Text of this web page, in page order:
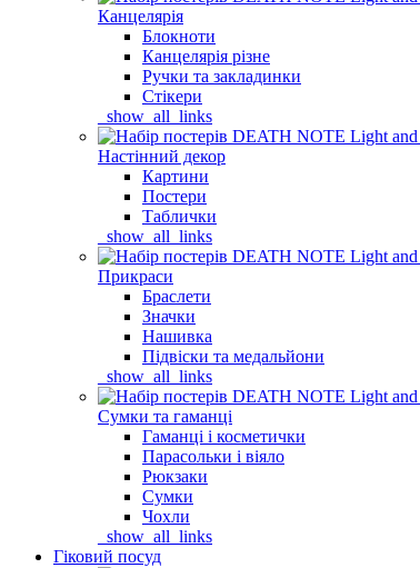
Канцелярія
Блокноти
Канцелярія різне
Ручки та закладинки
Стікери
_show_all_links
Настінний декор
Картини
Постери
Таблички
_show_all_links
Прикраси
Браслети
Значки
Нашивка
Підвіски та медальйони
_show_all_links
Сумки та гаманці
Гаманці і косметички
Парасольки і віяло
Рюкзаки
Сумки
Чохли
_show_all_links
Гіковий посуд